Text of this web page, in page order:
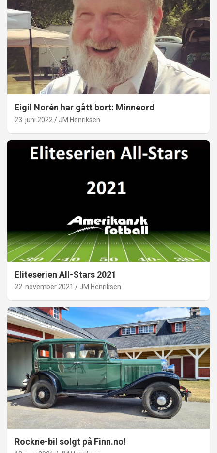
Eigil Norén har gått bort: Minneord
23. juni 2022 JM Henriksen
Eliteserien All-Stars 2021
22. november 2021 JM Henriksen
Rockne-bil solgt på Finn.no!